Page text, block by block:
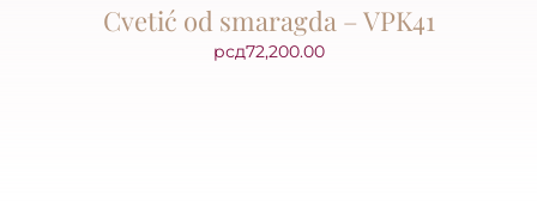
Cvetić od smaragda – VPK41
рсд72,200.00